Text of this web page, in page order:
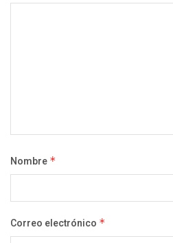
Nombre *
Correo electrónico *